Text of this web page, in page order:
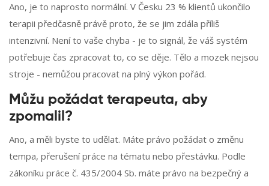
Ano, je to naprosto normální. V Česku 23 % klientů ukončilo
terapii předčasně právě proto, že se jim zdála příliš
intenzivní. Není to vaše chyba - je to signál, že váš systém
potřebuje čas zpracovat to, co se děje. Tělo a mozek nejsou
stroje - nemůžou pracovat na plný výkon pořád.
Můžu požádat terapeuta, aby
zpomalil?
Ano, a měli byste to udělat. Máte právo požádat o změnu
tempa, přerušení práce na tématu nebo přestávku. Podle
zákoníku práce č. 435/2004 Sb. máte právo na bezpečný a